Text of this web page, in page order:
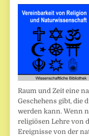
Raum und Zeit eine
Geschehens gibt, die
werden kann. Wenn
religiösen Lehre von
Ereignisse von der